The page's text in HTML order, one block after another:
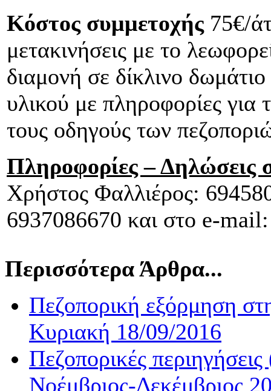
Κόστος συμμετοχής 75€/
μετακινήσεις με το
διαμονή σε δίκλινο
υλικού με πληροφορίες για
τους οδηγούς των
Πληροφορίες – Δηλώσεις
Χρήστος Φαλλιέρος:
6937086670 και στο e-
Περισσότερα Άρθρα...
Πεζοπορική εξόρμηση
Κυριακή 18/09/2016
Πεζοπορικές
Νοέμβριος-Δεκέμβριος